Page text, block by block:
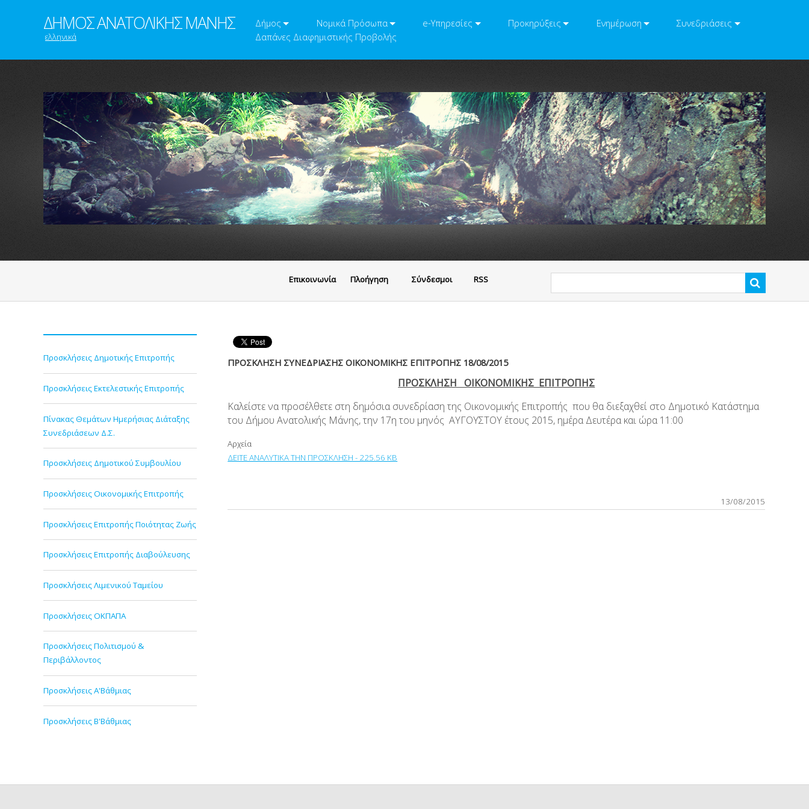
ΔΗΜΟΣ ΑΝΑΤΟΛΙΚΗΣ ΜΑΝΗΣ
ελληνικά
Δήμος Νομικά Πρόσωπα e-Υπηρεσίες Προκηρύξεις Ενημέρωση
Συνεδριάσεις
Δαπάνες Διαφημιστικής Προβολής
Eπικοινωνία Πλοήγηση Σύνδεσμοι RSS
Προσκλήσεις Δημοτικής Επιτροπής
Προσκλήσεις Εκτελεστικής Επιτροπής
Πίνακας Θεμάτων Ημερήσιας Διάταξης
Συνεδριάσεων Δ.Σ.
Προσκλήσεις Δημοτικού Συμβουλίου
Προσκλήσεις Οικονομικής Επιτροπής
Προσκλήσεις Επιτροπής Ποιότητας Ζωής
Προσκλήσεις Επιτροπής Διαβούλευσης
Προσκλήσεις Λιμενικού Ταμείου
Προσκλήσεις ΟΚΠΑΠΑ
Προσκλήσεις Πολιτισμού &
Περιβάλλοντος
Προσκλήσεις Α'Βάθμιας
Προσκλήσεις Β'Βάθμιας
ΠΡΟΣΚΛΗΣΗ ΣΥΝΕΔΡΙΑΣΗΣ ΟΙΚΟΝΟΜΙΚΗΣ ΕΠΙΤΡΟΠΗΣ 18/08/2015
ΠΡΟΣΚΛΗΣΗ ΟΙΚΟΝΟΜΙΚΗΣ ΕΠΙΤΡΟΠΗΣ
Καλείστε να προσέλθετε στη δημόσια συνεδρίαση της Οικονομικής Επιτροπής που θα διεξαχθεί στο Δημοτικό Κατάστημα
του Δήμου Ανατολικής Μάνης, την 17η του μηνός ΑΥΓΟΥΣΤΟΥ έτους 2015, ημέρα Δευτέρα και ώρα 11:00
Αρχεία
ΔΕΙΤΕ ΑΝΑΛΥΤΙΚΑ ΤΗΝ ΠΡΟΣΚΛΗΣΗ - 225.56 KB
13/08/2015